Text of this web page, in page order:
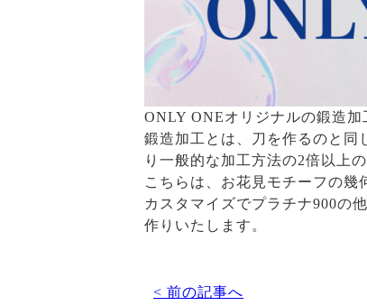
ONLY ONEオリジナルの鍛造
鍛造加工とは、刀を作るのと同
り一般的な加工方法の2倍以上
こちらは、お花見モチーフの幾
カスタマイズでプラチナ900の
作りいたします。
< 前の記事へ